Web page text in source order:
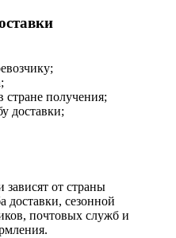
получения;
доставки;
от страны
доставки, сезонной
почтовых служб и